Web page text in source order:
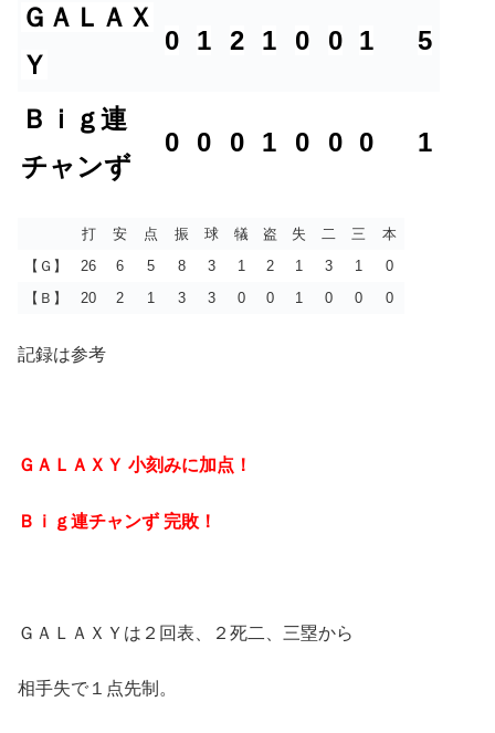
ＧＡＬＡＸ
Ｙ
0 1 2 1 0 0 1 5
Ｂｉｇ連
チャンず
0 0 0 1 0 0 0 1
打 安 点 振 球 犠 盗 失 二 三
本
【Ｇ】
26 6 5 8 3 1 2 1 3 1
0
【Ｂ】
20 2 1 3 3 0 0 1 0 0 0
記録は参考
ＧＡＬＡＸＹ 小刻みに加点！
Ｂｉｇ連チャンず 完敗！
ＧＡＬＡＸＹは２回表、２死二、三塁から
相手失で１点先制。